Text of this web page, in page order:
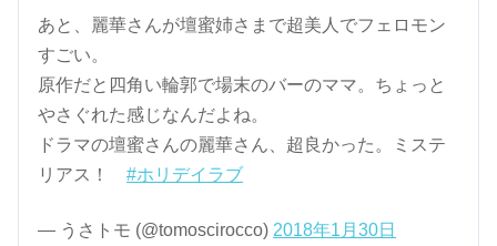
あと、麗華さんが壇蜜姉さまで超美人でフェロモン
すごい。
原作だと四角い輪郭で場末のバーのママ。ちょっと
やさぐれた感じなんだよね。
ドラマの壇蜜さんの麗華さん、超良かった。ミステ
リアス！#ホリデイラブ
— うさトモ (@tomoscirocco) 2018年1月30日